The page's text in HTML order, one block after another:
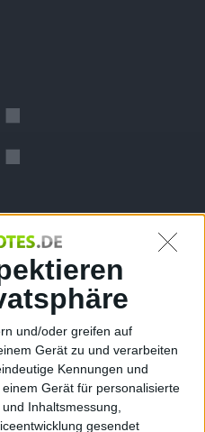
und/oder greifen auf
Gerät zu und verarbeiten
Kennungen und
Gerät für personalisierte
Inhaltsmessung,
gesendet